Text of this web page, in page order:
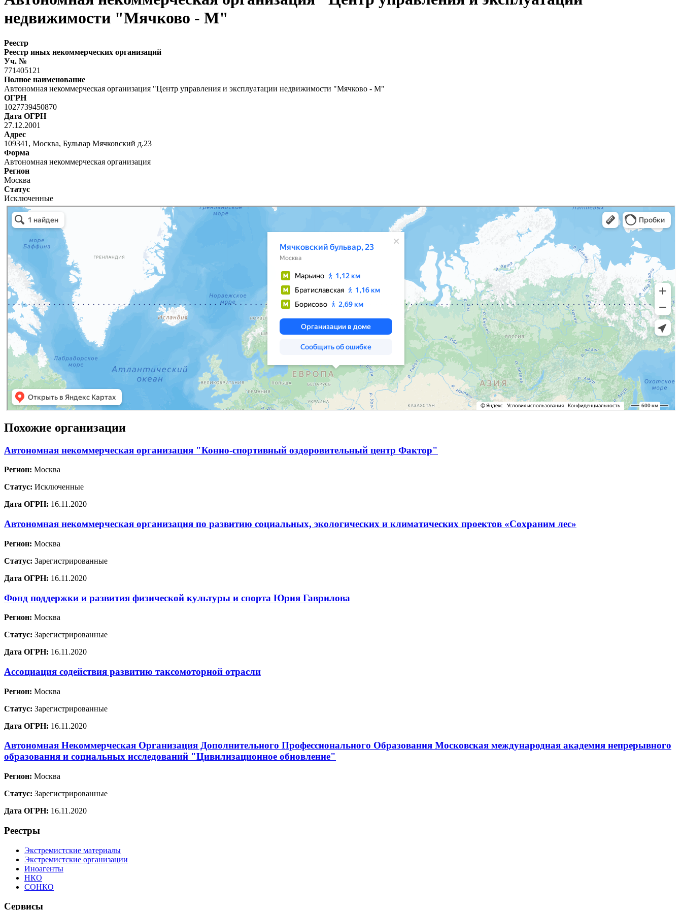
недвижимости "Мячково - М"
Реестр
Реестр иных некоммерческих организаций
Уч. №
771405121
Полное наименование
Автономная некоммерческая организация "Центр управления и эксплуатации недвижимости "Мячково - М"
ОГРН
1027739450870
Дата ОГРН
27.12.2001
Адрес
109341, Москва, Бульвар Мячковский д.23
Форма
Автономная некоммерческая организация
Регион
Москва
Статус
Исключенные
Похожие организации
Автономная некоммерческая организация "Конно-спортивный оздоровительный центр Фактор"
Регион: Москва
Статус: Исключенные
Дата ОГРН: 16.11.2020
Автономная некоммерческая организация по развитию социальных, экологических и климатических проектов «Сохраним лес»
Регион: Москва
Статус: Зарегистрированные
Дата ОГРН: 16.11.2020
Фонд поддержки и развития физической культуры и спорта Юрия Гаврилова
Регион: Москва
Статус: Зарегистрированные
Дата ОГРН: 16.11.2020
Ассоциация содействия развитию таксомоторной отрасли
Регион: Москва
Статус: Зарегистрированные
Дата ОГРН: 16.11.2020
Автономная Некоммерческая Организация Дополнительного Профессионального Образования Московская международная академия непрерывного
образования и социальных исследований "Цивилизационное обновление"
Регион: Москва
Статус: Зарегистрированные
Дата ОГРН: 16.11.2020
Реестры
Экстремистские материалы
Экстремистские организации
Иноагенты
НКО
СОНКО
Сервисы